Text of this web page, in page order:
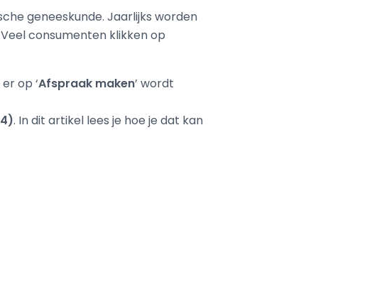
geneeskunde. Jaarlijks worden
consumenten klikken op
op ‘Afspraak maken’ wordt
. In dit artikel lees je hoe je dat kan